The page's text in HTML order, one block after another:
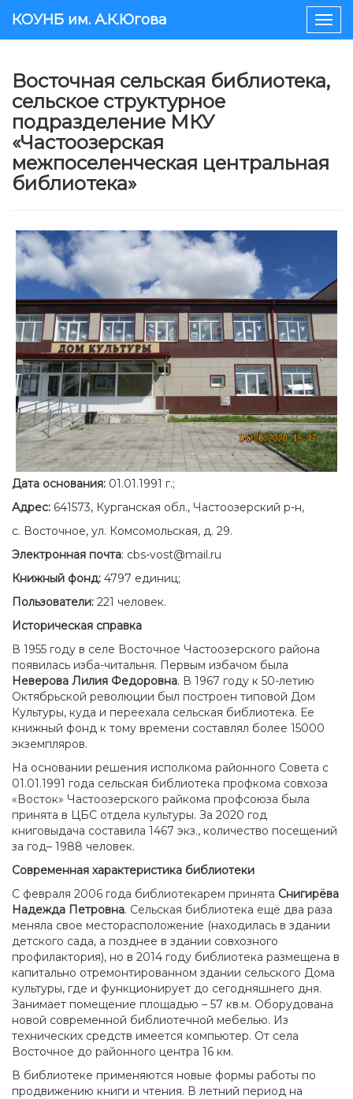
КОУНБ им. А.К.Югова
Восточная сельская библиотека,
сельское структурное
подразделение МКУ
«Частоозерская
межпоселенческая центральная
библиотека»
Дата основания: 01.01.1991 г.;
Адрес: 641573, Курганская обл., Частоозерский р-н,
с. Восточное, ул. Комсомольская, д. 29.
Электронная почта: cbs-vost@mail.ru
Книжный фонд: 4797 единиц;
Пользователи: 221 человек.
Историческая справка
В 1955 году в селе Восточное Частоозерского района
появилась изба-читальня. Первым избачом была
Неверова Лилия Федоровна. В 1967 году к 50-летию
Октябрьской революции был построен типовой Дом
Культуры, куда и переехала сельская библиотека. Ее
книжный фонд к тому времени составлял более 15000
экземпляров.
На основании решения исполкома районного Совета с
01.01.1991 года сельская библиотека профкома совхоза
«Восток» Частоозерского райкома профсоюза была
принята в ЦБС отдела культуры. За 2020 год
книговыдача составила 1467 экз., количество посещений
за год– 1988 человек.
Современная характеристика библиотеки
С февраля 2006 года библиотекарем принята Снигирёва
Надежда Петровна. Сельская библиотека ещё два раза
меняла свое месторасположение (находилась в здании
детского сада, а позднее в здании совхозного
профилактория), но в 2014 году библиотека размещена в
капитально отремонтированном здании сельского Дома
культуры, где и функционирует до сегодняшнего дня.
Занимает помещение площадью – 57 кв.м. Оборудована
новой современной библиотечной мебелью. Из
технических средств имеется компьютер. От села
Восточное до районного центра 16 км.
В библиотеке применяются новые формы работы по
продвижению книги и чтения. В летний период на